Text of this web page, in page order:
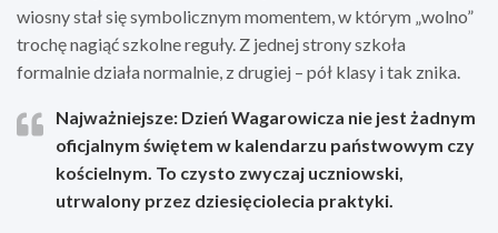
wiosny stał się symbolicznym momentem, w którym „wolno”
trochę nagiąć szkolne reguły. Z jednej strony szkoła
formalnie działa normalnie, z drugiej – pół klasy i tak znika.
Najważniejsze: Dzień Wagarowicza nie jest żadnym
oficjalnym świętem w kalendarzu państwowym czy
kościelnym. To czysto zwyczaj uczniowski
utrwalony przez dziesięciolecia praktyki.